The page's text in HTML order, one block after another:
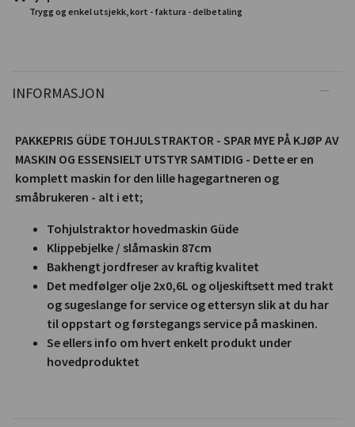
Trygg og enkel utsjekk, kort - faktura - delbetaling
INFORMASJON
PAKKEPRIS GÜDE TOHJULSTRAKTOR - SPAR MYE PÅ KJØP AV
MASKIN OG ESSENSIELT UTSTYR SAMTIDIG - Dette er en
komplett maskin for den lille hagegartneren og
småbrukeren - alt i ett;
Tohjulstraktor hovedmaskin Güde
Klippebjelke / slåmaskin 87cm
Bakhengt jordfreser av kraftig kvalitet
Det medfølger olje 2x0,6L og oljeskiftsett med trakt
og sugeslange for service og ettersyn slik at du har
til oppstart og førstegangs service på maskinen.
Se ellers info om hvert enkelt produkt under
hovedproduktet